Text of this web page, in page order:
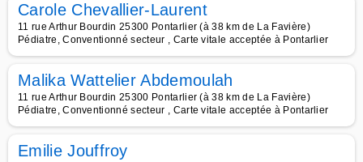
Carole Chevallier-Laurent
11 rue Arthur Bourdin 25300 Pontarlier (à 38 km de La Favière)
Pédiatre, Conventionné secteur , Carte vitale acceptée à Pontarlier
Malika Wattelier Abdemoulah
11 rue Arthur Bourdin 25300 Pontarlier (à 38 km de La Favière)
Pédiatre, Conventionné secteur , Carte vitale acceptée à Pontarlier
Emilie Jouffroy